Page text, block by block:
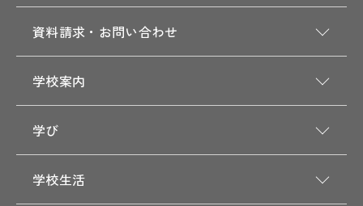
資料請求・お問い合わせ
学校案内
学び
学校生活